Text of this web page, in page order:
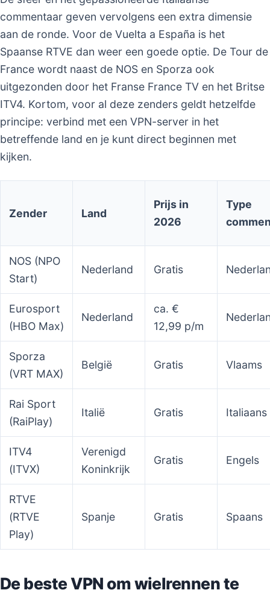
commentaar geven vervolgens een extra dimensie
aan de ronde. Voor de Vuelta a España is het
Spaanse RTVE dan weer een goede optie. De Tour de
France wordt naast de NOS en Sporza ook
uitgezonden door het Franse France TV en het Britse
ITV4. Kortom, voor al deze zenders geldt hetzelfde
principe: verbind met een VPN-server in het
betreffende land en je kunt direct beginnen met
kijken.
Zender Land
Prijs in
2026
Type
NOS (NPO
Start)
Nederland Gratis
Eurosport
(HBO Max)
Nederland
ca. €
12,99 p/m
Sporza
(VRT MAX)
België Gratis Vlaams
Rai Sport
(RaiPlay)
Italië Gratis Italiaans
ITV4
(ITVX)
Verenigd
Koninkrijk
Gratis Engels
RTVE
(RTVE
Play)
Spanje Gratis Spaans
De beste VPN om wielrennen te